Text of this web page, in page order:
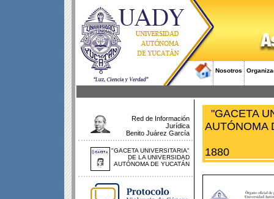
Nosotros
Red de Información
Jurídica
Benito Juárez García
"GACETA UNIVERSITARIA"
DE LA UNIVERSIDAD
AUTÓNOMA DE YUCATÁN
"GACETA
AUTÓNOMA
1880